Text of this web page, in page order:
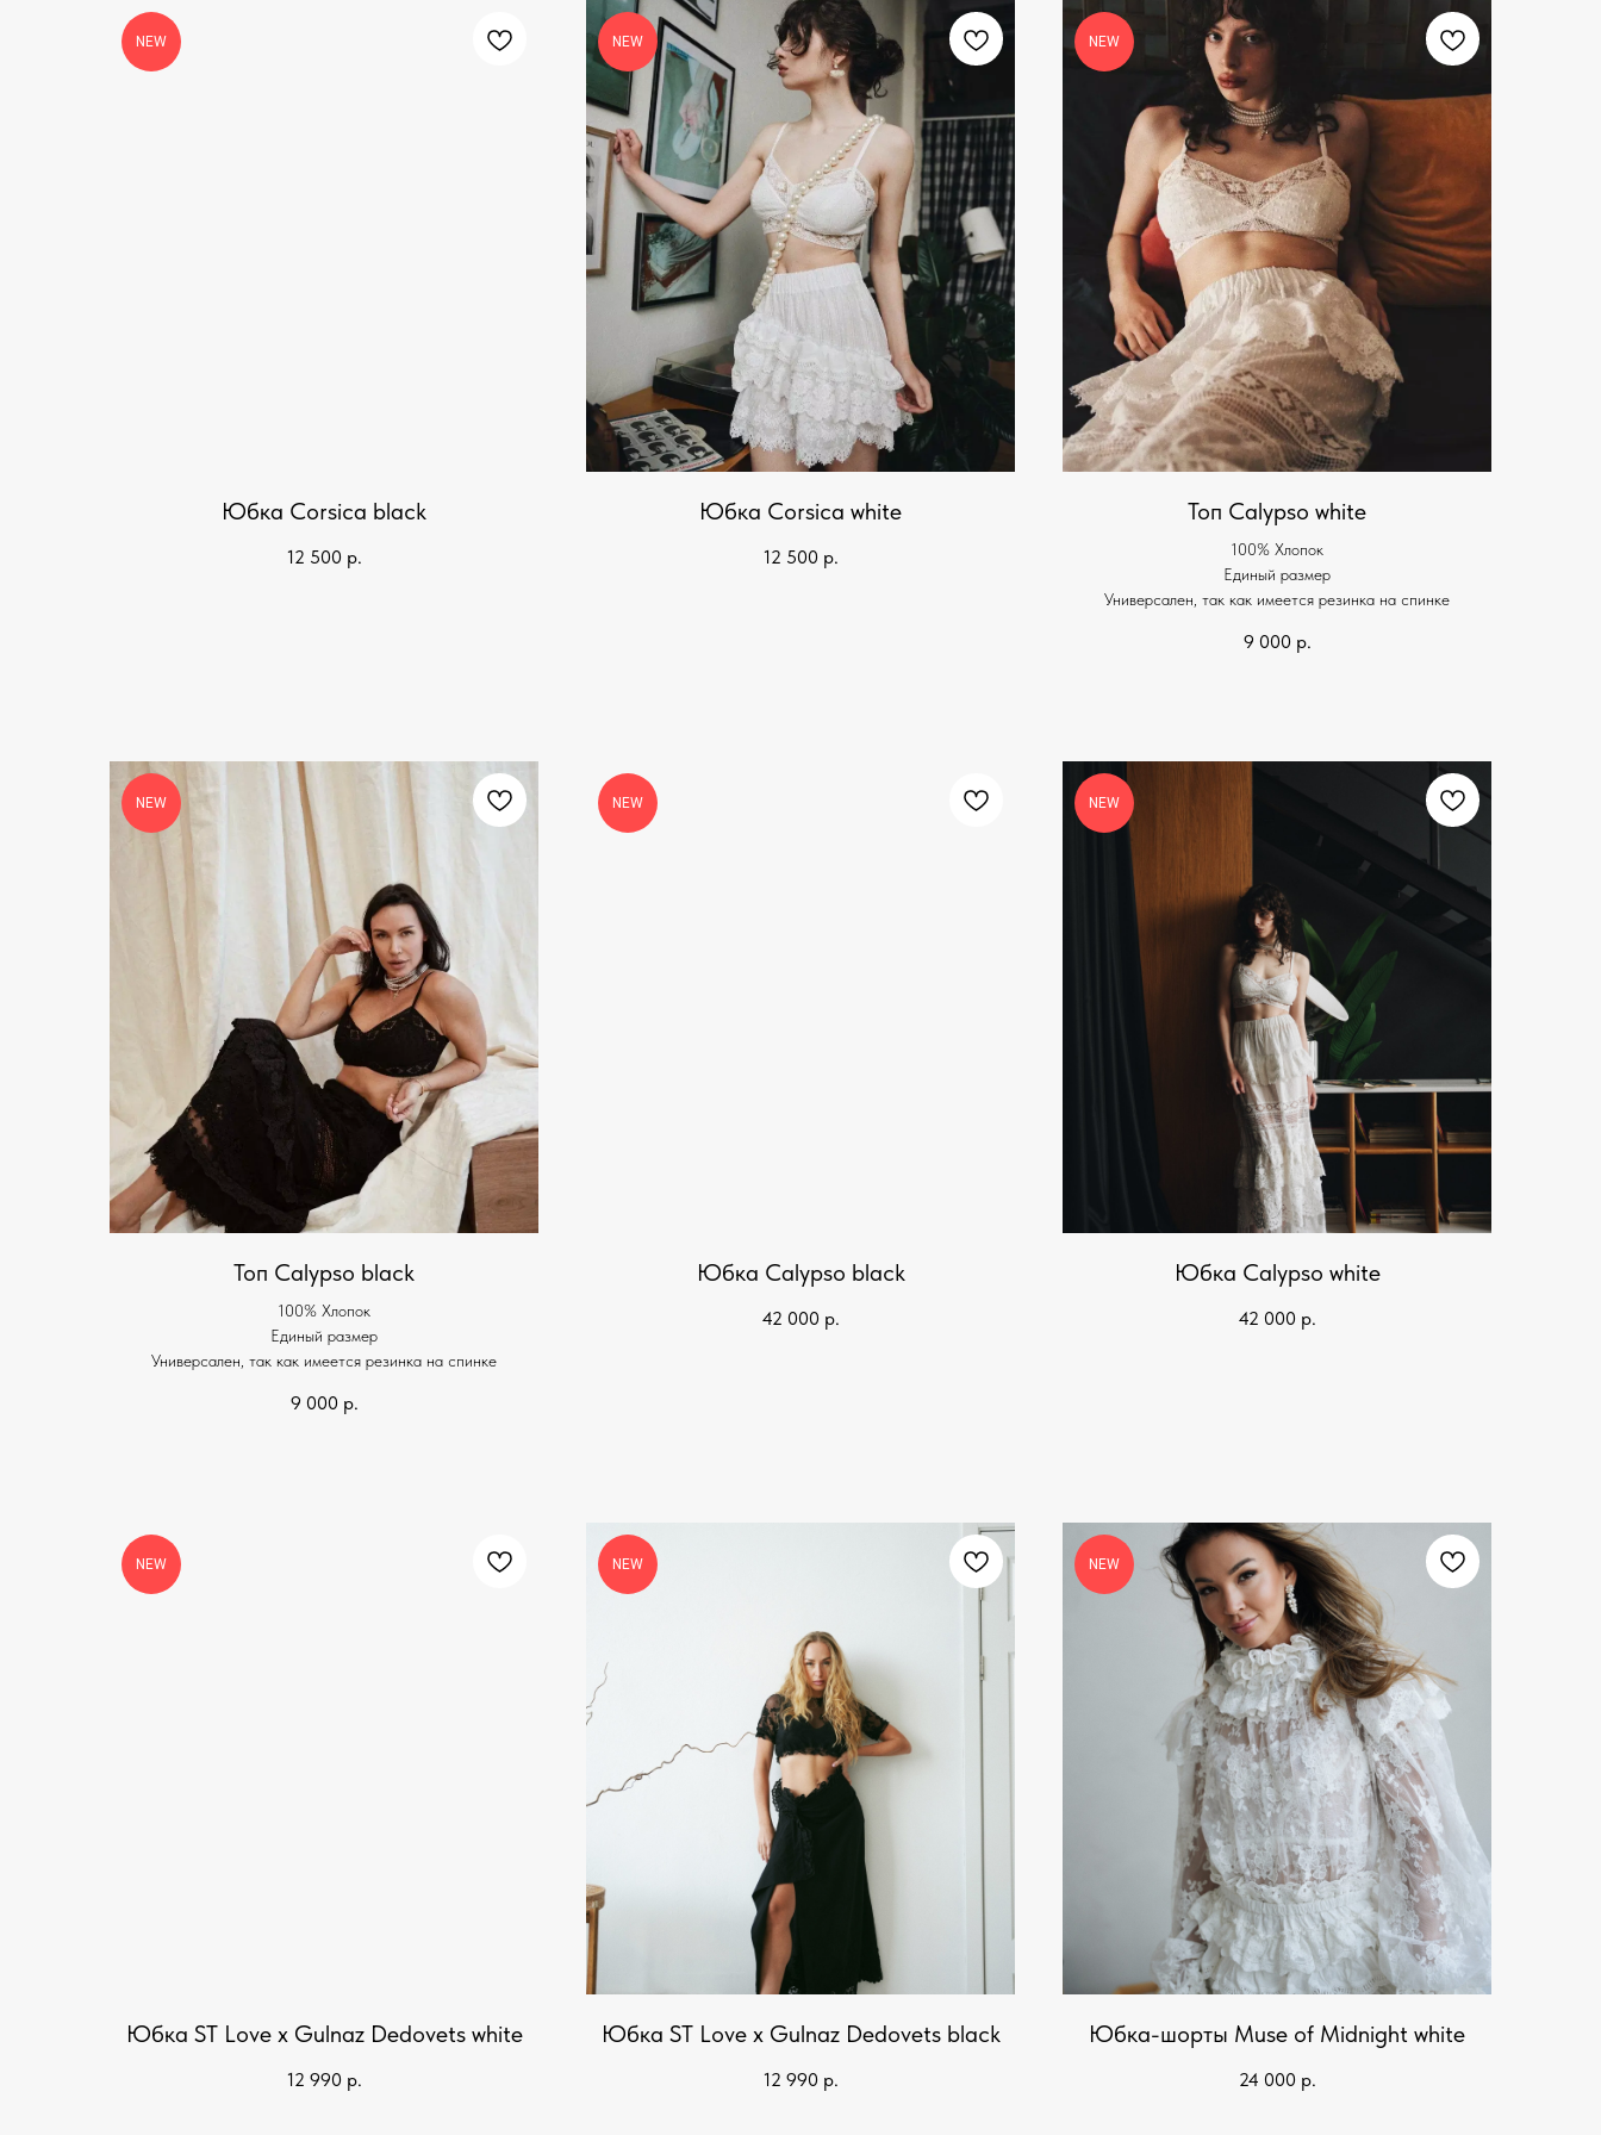
NEW
Юбка Corsica black
12 500 р.
NEW
Юбка Corsica white
12 500 р.
NEW
Топ Calypso white
100% Хлопок
Единый размер
Универсален, так как имеется резинка на спинке
9 000 р.
NEW
Топ Calypso black
100% Хлопок
Единый размер
Универсален, так как имеется резинка на спинке
9 000 р.
NEW
Юбка Calypso black
42 000 р.
NEW
Юбка Calypso white
42 000 р.
NEW
Юбка ST Love x Gulnaz Dedovets white
12 990 р.
NEW
Юбка ST Love x Gulnaz Dedovets black
12 990 р.
NEW
Юбка-шорты Muse of Midnight white
24 000 р.